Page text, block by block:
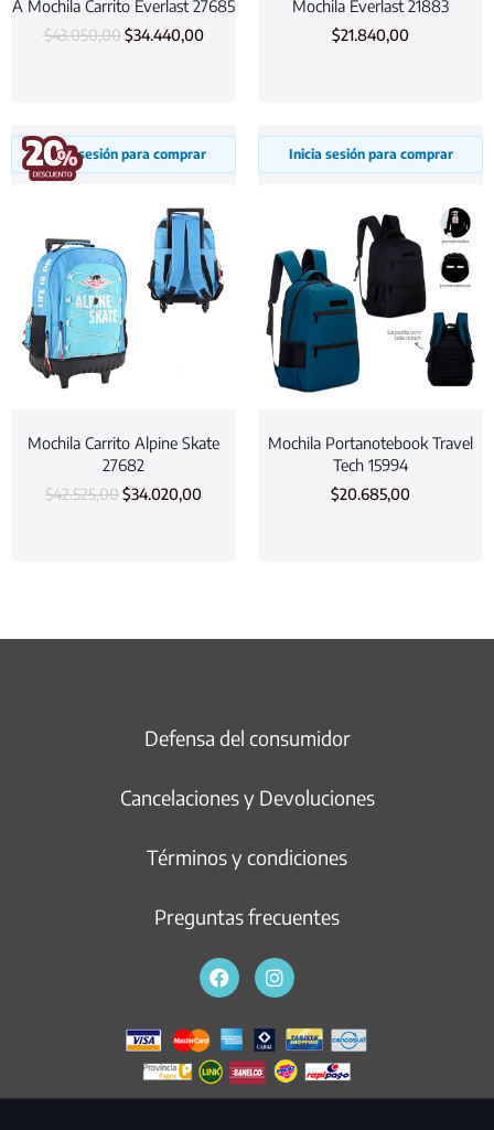
A Mochila Carrito Everlast 27685
$43.050,00 $34.440,00
Mochila Everlast 21883
$21.840,00
Inicia sesión para comprar
Mochila Carrito Alpine Skate
27682
$42.525,00$34.020,00
Inicia sesión para comprar
Mochila Portanotebook Travel
Tech 15994
$20.685,00
Defensa del consumidor
Cancelaciones y Devoluciones
Términos y condiciones
Preguntas frecuentes